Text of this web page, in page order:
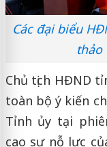
Các đại biểu
thảo
Chủ tịch HĐND
toàn bộ ý kiến
Tỉnh ủy tại
cao sự nỗ lực